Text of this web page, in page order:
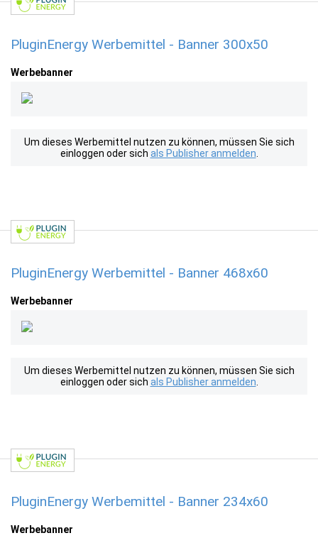
PluginEnergy Werbemittel - Banner 300x50
Werbebanner
Um dieses Werbemittel nutzen zu können, müssen Sie sich
einloggen oder sich als Publisher anmelden
PluginEnergy Werbemittel - Banner 468x60
Werbebanner
Um dieses Werbemittel nutzen zu können, müssen Sie sich
einloggen oder sich als Publisher anmelden
PluginEnergy Werbemittel - Banner 234x60
Werbebanner